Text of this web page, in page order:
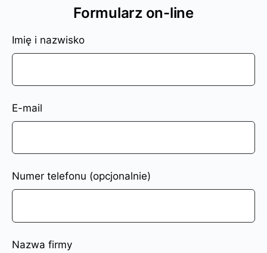
Formularz on-line
Imię i nazwisko
E-mail
Numer telefonu (opcjonalnie)
Nazwa firmy